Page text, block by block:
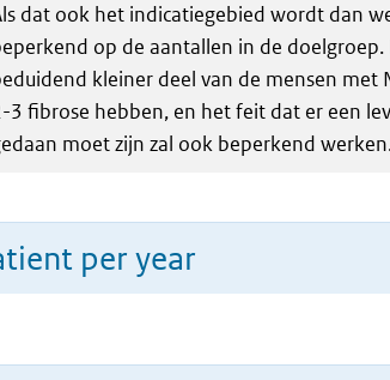
dat ook het indicatiegebied wordt dan
op de aantallen in de doelgroep.
kleiner deel van de mensen met
3 fibrose hebben, en het feit dat er een
moet zijn zal ook beperkend
per year